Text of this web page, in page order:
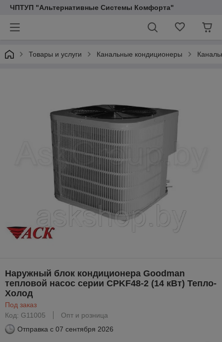
ЧПТУП "Альтернативные Системы Комфорта"
Товары и услуги Канальные кондиционеры
Наружный блок кондиционера Goodman
тепловой насос серии CPKF48-2 (14 кВт) Тепло-
Холод
Под заказ
Код: G11005
Опт и розница
Отправка с 07 сентября 2026